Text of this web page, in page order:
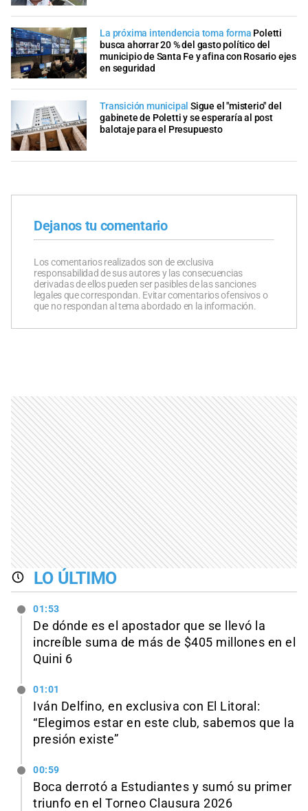
La próxima intendencia toma forma Poletti
busca ahorrar 20 % del gasto político del
municipio de Santa Fe y afina con Rosario ejes
en seguridad
Transición municipal Sigue el "misterio" del
gabinete de Poletti y se esperaría al post
balotaje para el Presupuesto
Dejanos tu comentario
Los comentarios realizados son de exclusiva
responsabilidad de sus autores y las consecuencias
derivadas de ellos pueden ser pasibles de las sanciones
legales que correspondan. Evitar comentarios ofensivos o
que no respondan al tema abordado en la información.
LO ÚLTIMO
01:53
De dónde es el apostador que se llevó la
increíble suma de más de $405 millones en el
Quini 6
01:01
Iván Delfino, en exclusiva con El Litoral:
“Elegimos estar en este club, sabemos que la
presión existe”
00:59
Boca derrotó a Estudiantes y sumó su primer
triunfo en el Torneo Clausura 2026